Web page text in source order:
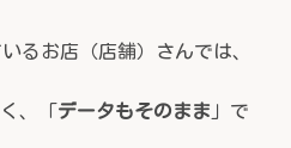
るお店（店舗）さんでは、
、「 データもそのまま 」で